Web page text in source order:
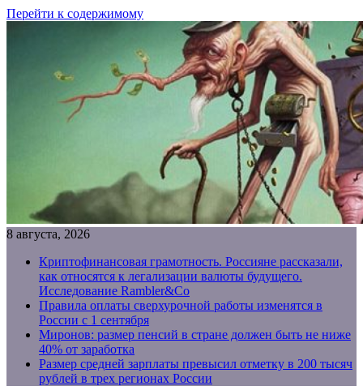
Перейти к содержимому
8 августа, 2026
Криптофинансовая грамотность. Россияне рассказали,
как относятся к легализации валюты будущего.
Исследование Rambler&Co
Правила оплаты сверхурочной работы изменятся в
России с 1 сентября
Миронов: размер пенсий в стране должен быть не ниже
40% от заработка
Размер средней зарплаты превысил отметку в 200 тысяч
рублей в трех регионах России